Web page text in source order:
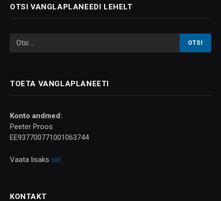
OTSI VANGLAPLANEEDI LEHELT
TOETA VANGLAPLANEETI
Konto andmed:
Peeter Proos
EE937700771001063744
Vaata lisaks siit
KONTAKT